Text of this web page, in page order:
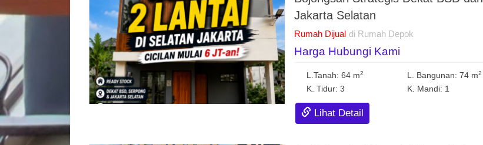
Jakarta Selatan
Rumah Dijual di Rumah Depok
Harga Hubungi Kami
L.Tanah: 64 m2 L. Bangunan: 74 m2
K. Tidur: 3 K. Mandi: 1
Lihat Detail